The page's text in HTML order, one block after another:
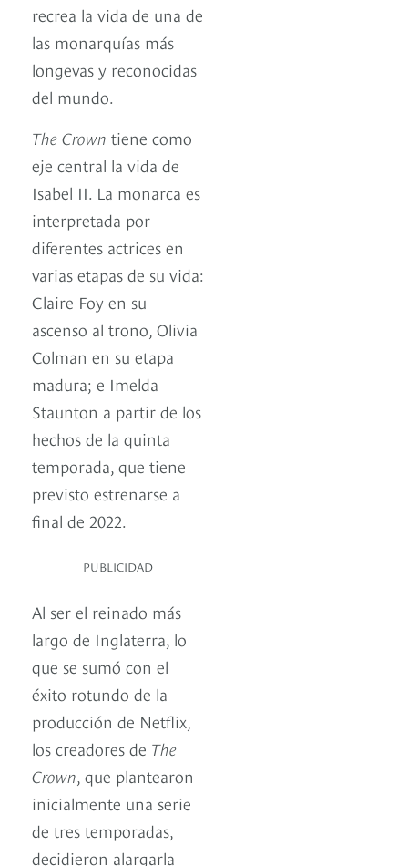
recrea la vida de una de
las monarquías más
longevas y reconocidas
del mundo.
The Crown tiene como
eje central la vida de
Isabel II. La monarca es
interpretada por
diferentes actrices en
varias etapas de su vida:
Claire Foy en su
ascenso al trono, Olivia
Colman en su etapa
madura; e Imelda
Staunton a partir de los
hechos de la quinta
temporada, que tiene
previsto estrenarse a
final de 2022.
PUBLICIDAD
Al ser el reinado más
largo de Inglaterra, lo
que se sumó con el
éxito rotundo de la
producción de Netflix,
los creadores de The
Crown, que plantearon
inicialmente una serie
de tres temporadas,
decidieron alargarla